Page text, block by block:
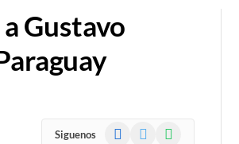
Gustavo
Siguenos Facebook WhatsApp